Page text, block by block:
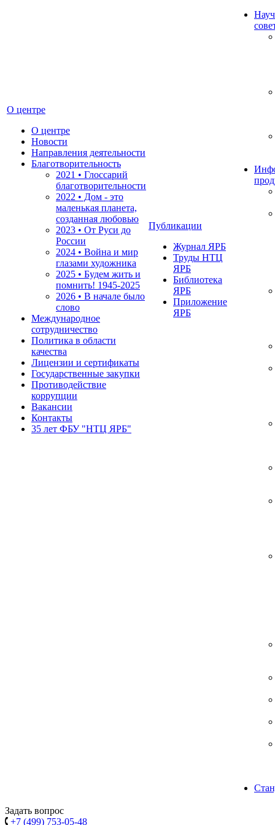
О центре
О центре
Новости
Направления деятельности
Благотворительность
2021 • Глоссарий
благотворительности
2022 • Дом - это
маленькая планета,
созданная любовью
2023 • От Руси до
России
2024 • Война и мир
глазами художника
2025 • Будем жить и
помнить! 1945-2025
2026 • В начале было
слово
Международное
сотрудничество
Политика в области
качества
Лицензии и сертификаты
Государственные закупки
Противодействие
коррупции
Вакансии
Контакты
35 лет ФБУ "НТЦ ЯРБ"
Публикации
Журнал ЯРБ
Труды НТЦ
ЯРБ
Библиотека
ЯРБ
Приложение
ЯРБ
Задать вопрос
+7 (499) 753-05-48